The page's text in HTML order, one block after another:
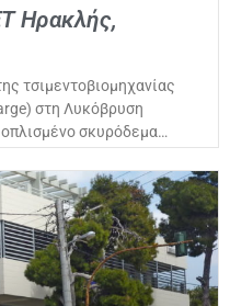
Ηρακλής,
τσιμεντοβιομηχανίας
στη Λυκόβρυση
σκυρόδεμα…